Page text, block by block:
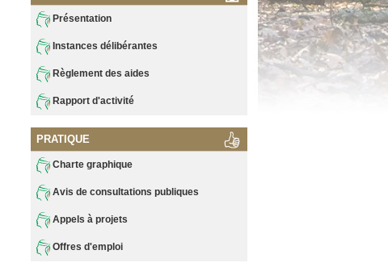
Présentation
Instances délibérantes
Règlement des aides
Rapport d'activité
PRATIQUE
Charte graphique
Avis de consultations publiques
Appels à projets
Offres d'emploi